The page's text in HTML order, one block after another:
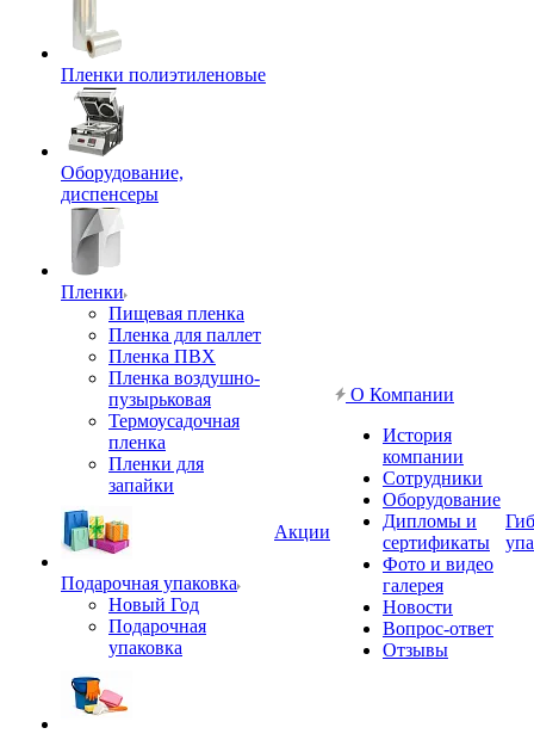
Пленки полиэтиленовые
Оборудование,
диспенсеры
Пленки
Пищевая пленка
Пленка для паллет
Пленка ПВХ
Пленка воздушно-
пузырьковая
Термоусадочная
пленка
Пленки для
запайки
Подарочная упаковка
Новый Год
Подарочная
упаковка
Акции
О Компании
История
компании
Сотрудники
Оборудование
Дипломы и
сертификаты
Фото и видео
галерея
Новости
Вопрос-ответ
Отзывы